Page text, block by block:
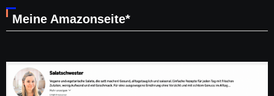
Meine Amazonseite*